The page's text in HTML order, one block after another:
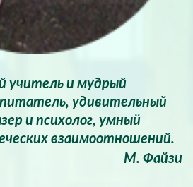
учитель и мудрый
удивительный
и психолог, умный
взаимоотношений.
М. Файзи